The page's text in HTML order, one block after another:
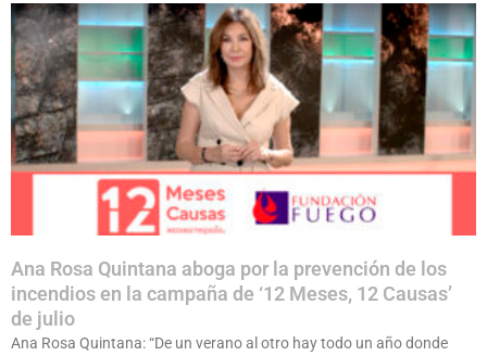
Ana Rosa Quintana aboga por la prevención de los
incendios en la campaña de ‘12 Meses, 12 Causas’
de julio
Ana Rosa Quintana: “De un verano al otro hay todo un año donde